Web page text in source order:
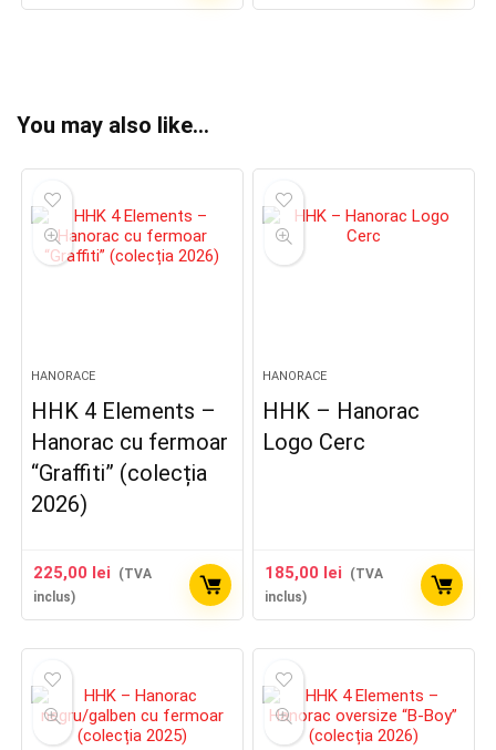
You may also like…
HANORACE
HHK 4 Elements –
Hanorac cu fermoar
“Graffiti” (colecția
2026)
225,00 lei
(TVA
inclus)
HANORACE
HHK – Hanorac
Logo Cerc
185,00 lei
(TVA
inclus)